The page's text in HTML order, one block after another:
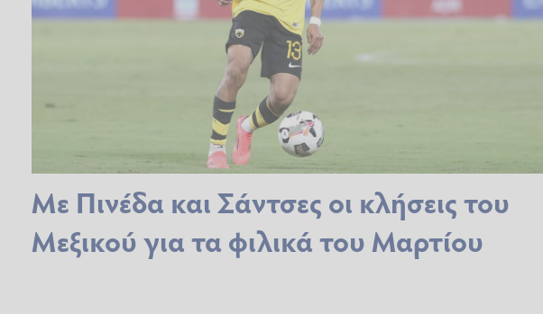
Με Πινέδα και Σάντσες οι κλήσεις του
Μεξικού για τα φιλικά του Μαρτίου